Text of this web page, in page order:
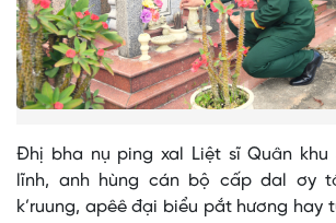
Đhị bha nụ ping xal Liệt sĩ Quân
lĩnh, anh hùng cán bộ cấp dal ơy
k’ruung, apêê đại biểu pắt hương hay